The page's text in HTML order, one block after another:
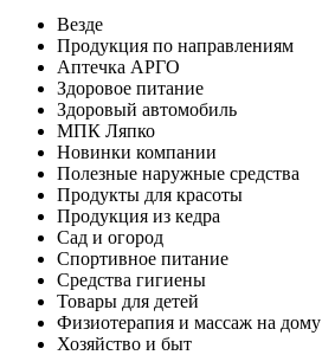
Везде
Продукция по направлениям
Аптечка АРГО
Здоровое питание
Здоровый автомобиль
МПК Ляпко
Новинки компании
Полезные наружные средства
Продукты для красоты
Продукция из кедра
Сад и огород
Спортивное питание
Средства гигиены
Товары для детей
Физиотерапия и массаж на дому
Хозяйство и быт